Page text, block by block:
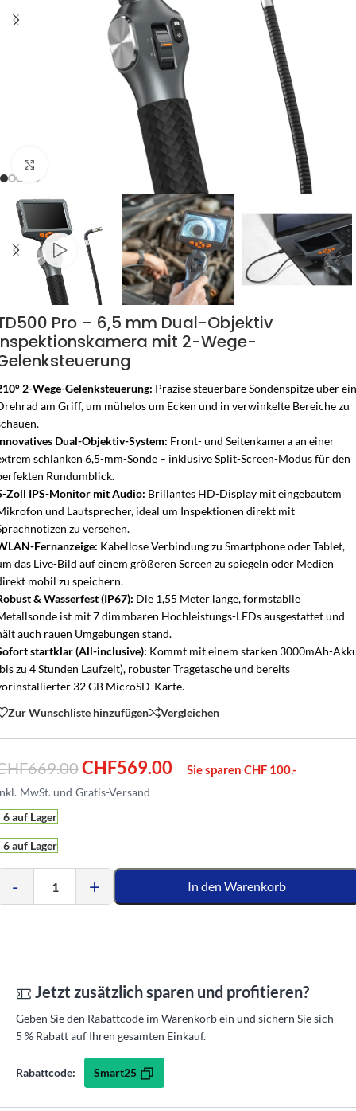
Zum Vergrössern klicken
Pro – 6,5 mm Dual-Objektiv
mit 2-Wege-
2-Wege-Gelenksteuerung: Präzise steuerbare Sondenspitze über ein
am Griff, um mühelos um Ecken und in verwinkelte Bereiche zu
Dual-Objektiv-System: Front- und Seitenkamera an einer
schlanken 6,5-mm-Sonde – inklusive Split-Screen-Modus für den
Rundumblick.
Zoll IPS-Monitor mit Audio: Brillantes HD-Display mit eingebautem
und Lautsprecher, ideal um Inspektionen direkt mit
zu versehen.
Fernanzeige: Kabellose Verbindung zu Smartphone oder Tablet,
das Live-Bild auf einem größeren Screen zu spiegeln oder Medien
mobil zu speichern.
& Wasserfest (IP67): Die 1,55 Meter lange, formstabile
ist mit 7 dimmbaren Hochleistungs-LEDs ausgestattet und
auch rauen Umgebungen stand.
startklar (All-inclusive): Kommt mit einem starken 3000mAh-
zu 4 Stunden Laufzeit), robuster Tragetasche und bereits
32 GB MicroSD-Karte.
Zur Wunschliste hinzufügen
Vergleichen
669.00CHF569.00 Sie sparen CHF 100.-
6 auf Lager
6 auf Lager
- + In den Warenkorb
Jetzt zusätzlich sparen und profitieren?
Geben Sie den Rabattcode im Warenkorb ein und sichern Sie sich
5 % Rabatt auf Ihren gesamten Einkauf.
Rabattcode: Smart25